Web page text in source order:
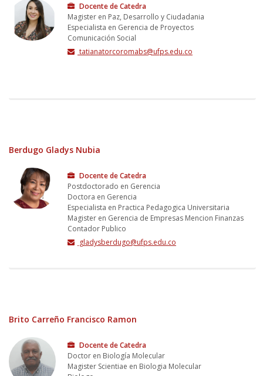
Docente de Catedra
Magister en Paz, Desarrollo y Ciudadania
Especialista en Gerencia de Proyectos
Comunicación Social
tatianatorcoromabs@ufps.edu.co
Berdugo Gladys Nubia
Docente de Catedra
Postdoctorado en Gerencia
Doctora en Gerencia
Especialista en Practica Pedagogica Universitaria
Magister en Gerencia de Empresas Mencion Finanzas
Contador Publico
gladysberdugo@ufps.edu.co
Brito Carreño Francisco Ramon
Docente de Catedra
Doctor en Biología Molecular
Magister Scientiae en Biologia Molecular